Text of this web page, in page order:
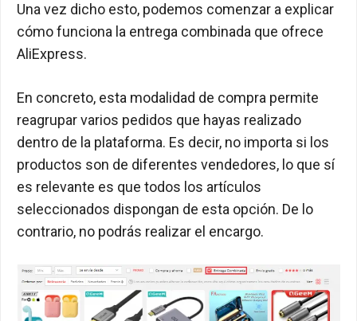
Una vez dicho esto, podemos comenzar a explicar
cómo funciona la entrega combinada que ofrece
AliExpress.
En concreto, esta modalidad de compra permite
reagrupar varios pedidos que hayas realizado
dentro de la plataforma. Es decir, no importa si los
productos son de diferentes vendedores, lo que sí
es relevante es que todos los artículos
seleccionados dispongan de esta opción. De lo
contrario, no podrás realizar el encargo.